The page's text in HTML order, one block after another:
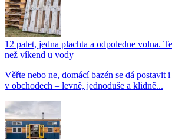
12 palet, jedna plachta a odpoledne volna.
než víkend u vody
Věřte nebo ne, domácí bazén se dá postavit
v obchodech – levně, jednoduše a klidně...